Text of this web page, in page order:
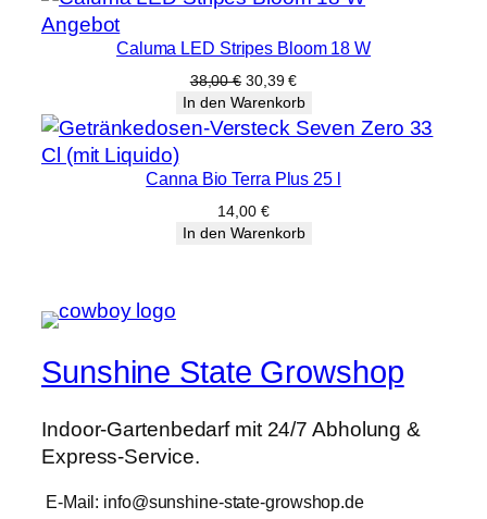
120,00 €95,99 €.
AngebotProdukt
im
Angebot
Caluma LED Stripes Bloom 18 W
38,00€ Ursprünglicher
Preis
war:
38,00 €
30,39€Aktueller
Preis
ist:
30,39 €.
In den Warenkorb
Canna Bio Terra Plus 25 l
14,00 €
In den Warenkorb
Sunshine State Growshop
Indoor-Gartenbedarf mit 24/7 Abholung &
Express-Service.
E-Mail: info@sunshine-state-growshop.de